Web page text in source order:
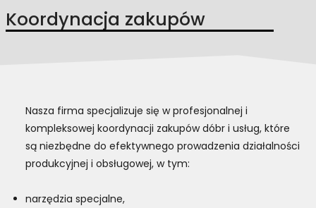
Koordynacja zakupów
Nasza firma specjalizuje się w profesjonalnej i
kompleksowej koordynacji zakupów dóbr i usług, które
są niezbędne do efektywnego prowadzenia działalności
produkcyjnej i obsługowej, w tym:
narzędzia specjalne,